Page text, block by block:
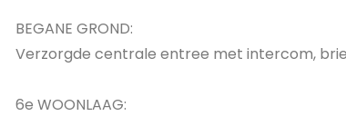
BEGANE GROND:
Verzorgde centrale entree met intercom,
6e WOONLAAG: